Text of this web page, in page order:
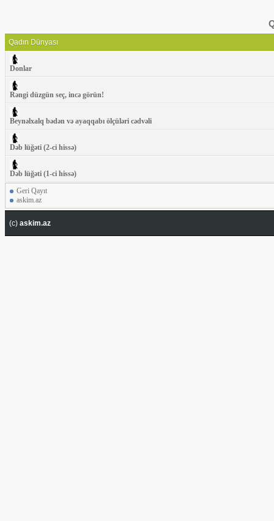
Qadın Dünyası
Donlar
Rəngi düzgün seç, incə görün!
Beynəlxalq bədən və ayaqqabı ölçüləri cədvəli
Dəb lüğəti (2-ci hissə)
Dəb lüğəti (1-ci hissə)
Geri Qayıt
askim.az
(c) askim.az